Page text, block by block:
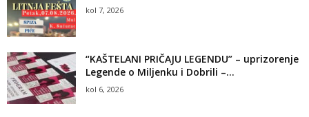
kol 7, 2026
“KAŠTELANI PRIČAJU LEGENDU” – uprizorenje
Legende o Miljenku i Dobrili –...
kol 6, 2026